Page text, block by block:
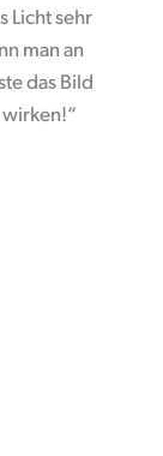
Licht sehr
man an
das Bild